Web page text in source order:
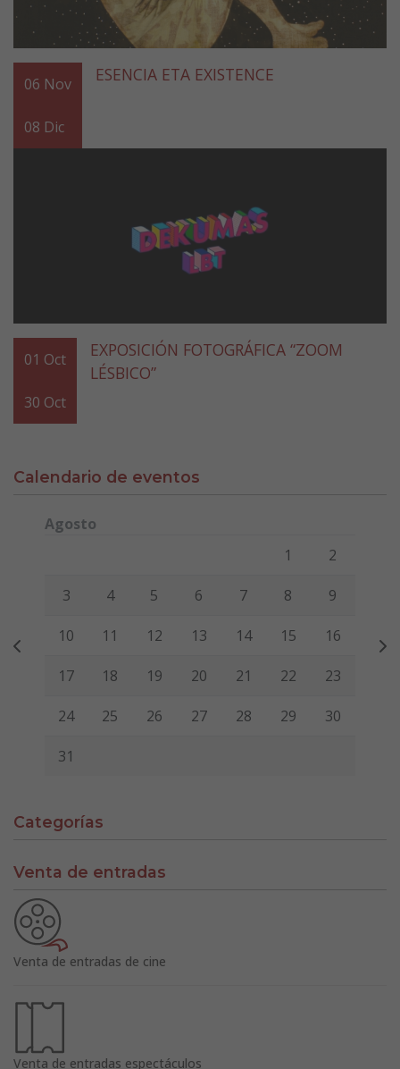
06 Nov
08 Dic
ESENCIA ETA EXISTENCE
01 Oct
30 Oct
EXPOSICIÓN FOTOGRÁFICA “ZOOM
LÉSBICO”
Calendario de eventos
Agosto
Viernes Sábado
1 2
3 4 5 6 7 8 9
10 11 12 13 14 15 16
17 18 19 20 21 22 23
24 25 26 27 28 29 30
31
Categorías
Venta de entradas
Venta de entradas de cine
Venta de entradas espectáculos